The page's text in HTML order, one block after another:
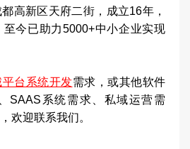
高新区天府二街，成立16年，
今已助力5000+中小企业实现
平台系统开发需求，或其他软件
SAAS系统需求、私域运营需
欢迎联系我们。